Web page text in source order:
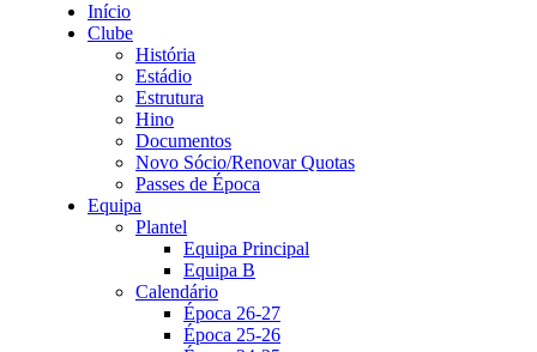
Início
Clube
História
Estádio
Estrutura
Hino
Documentos
Novo Sócio/Renovar Quotas
Passes de Época
Equipa
Plantel
Equipa Principal
Equipa B
Calendário
Época 26-27
Época 25-26